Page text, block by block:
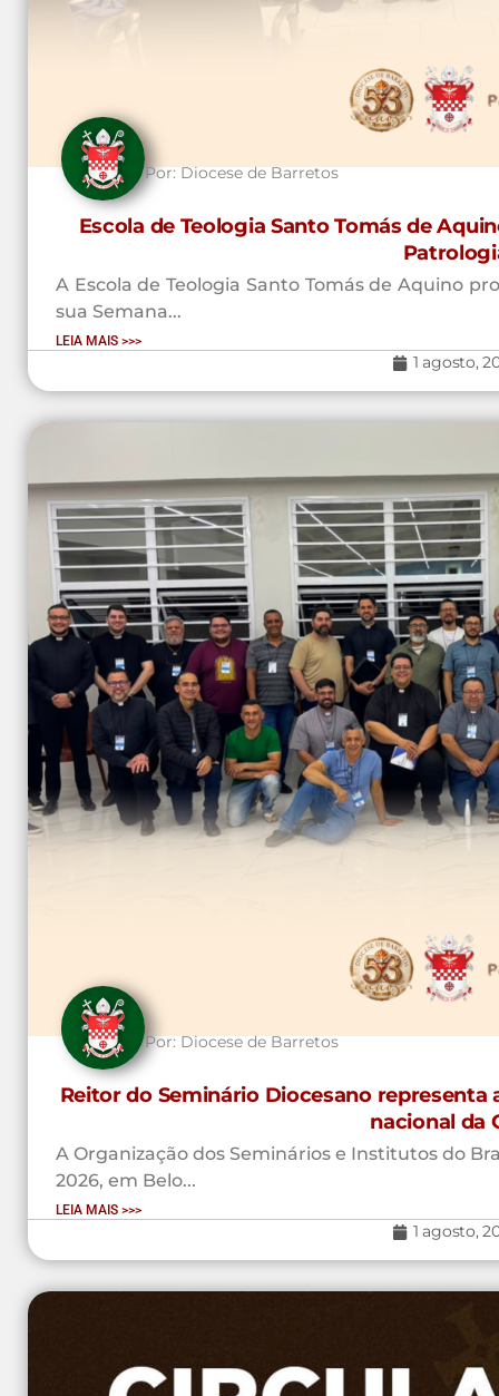
Por:Diocese de Barretos
Escola de Teologia Santo Tomás de
A Escola de Teologia Santo Tomás de Aquino
sua Semana...
LEIA MAIS >>>
1 agosto,
Por:Diocese de Barretos
Reitor do Seminário Diocesano
nacional da
A Organização dos Seminários e Institutos do
2026, em Belo...
LEIA MAIS >>>
1 agosto,